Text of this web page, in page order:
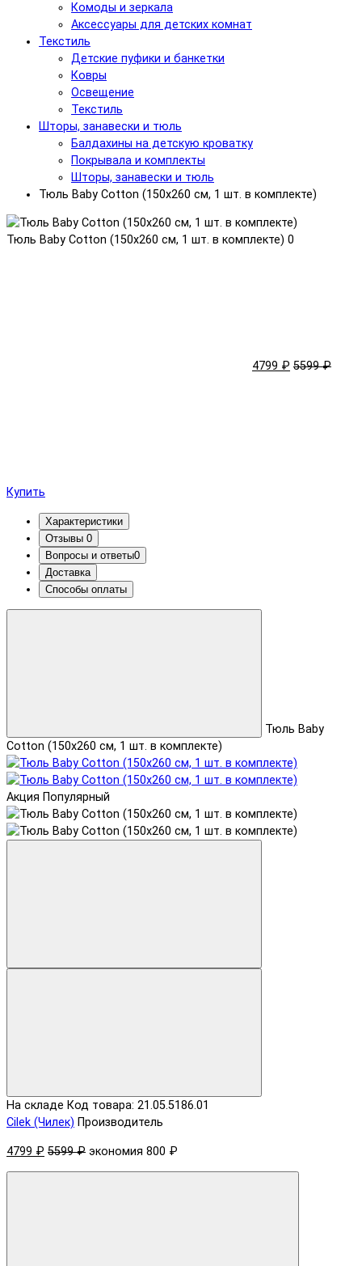
Комоды и зеркала
Аксессуары для детских комнат
Текстиль
Детские пуфики и банкетки
Ковры
Освещение
Текстиль
Шторы, занавески и тюль
Балдахины на детскую кроватку
Покрывала и комплекты
Шторы, занавески и тюль
Тюль Baby Cotton (150x260 см, 1 шт. в комплекте)
Тюль Baby Cotton (150x260 см, 1 шт. в комплекте) 0
4799 ₽ 5599 ₽
Купить
Характеристики
Отзывы 0
Вопросы и ответы0
Доставка
Способы оплаты
Тюль Baby
Cotton (150x260 см, 1 шт. в комплекте)
Акция Популярный
На складе Код товара: 21.05.5186.01
Cilek (Чилек) Производитель
4799 ₽ 5599 ₽ экономия 800 ₽